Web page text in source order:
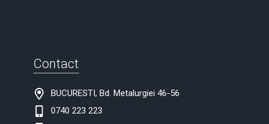
Contact
BUCURESTI, Bd. Metalurgiei 46-56
0740 223 223